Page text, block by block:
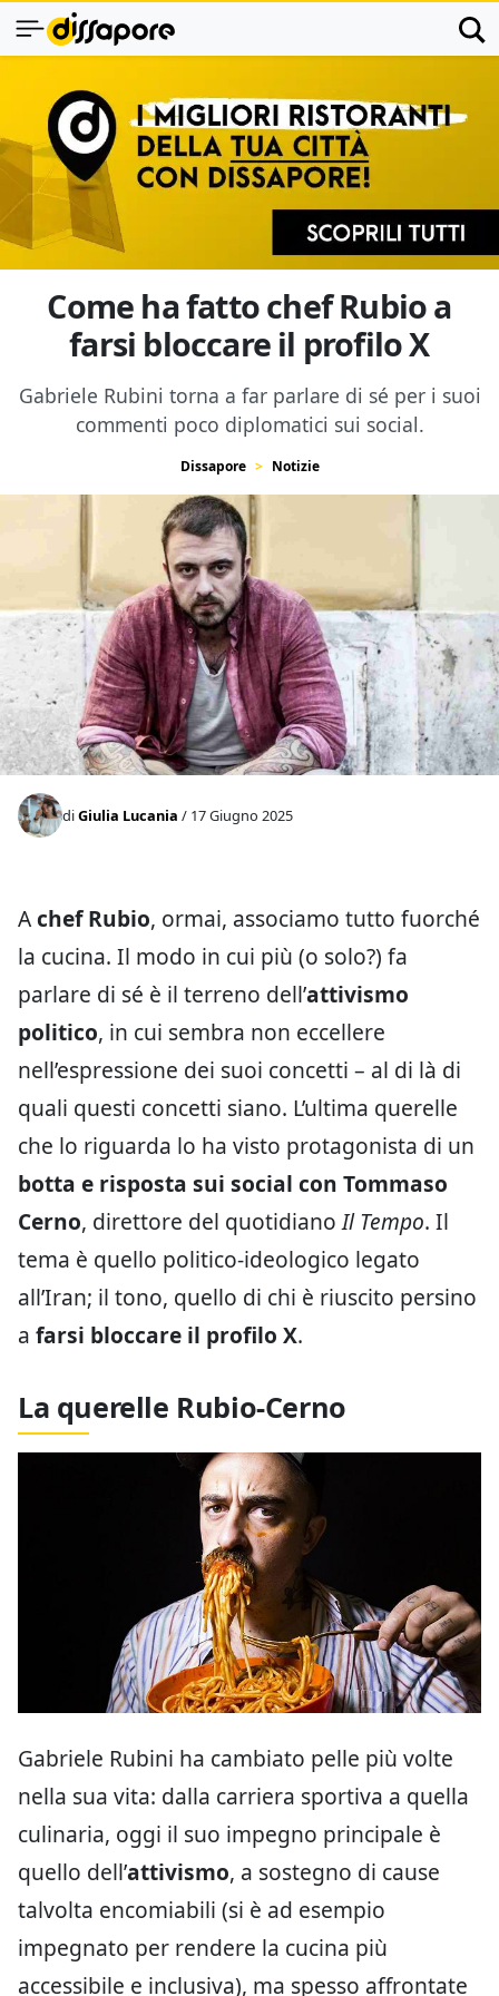
Come ha fatto chef Rubio a
farsi bloccare il profilo X
Gabriele Rubini torna a far parlare di sé per i suoi
commenti poco diplomatici sui social.
Dissapore Notizie
diGiulia Lucania / 17 Giugno 2025
Achef Rubio, ormai, associamo tutto fuorché
la cucina. Il modo in cui più (o solo?) fa
parlare di sé è il terreno dell’attivismo
politico, in cui sembra non eccellere
nell’espressione dei suoi concetti – al di là di
quali questi concetti siano. L’ultima querelle
che lo riguarda lo ha visto protagonista di un
botta e risposta sui social con Tommaso
Cerno, direttore del quotidianoIl Tempo. Il
tema è quello politico-ideologico legato
all’Iran; il tono, quello di chi è riuscito persino
a farsi bloccare il profilo X.
La querelle Rubio-Cerno
Gabriele Rubini ha cambiato pelle più volte
nella sua vita: dalla carriera sportiva a quella
culinaria, oggi il suo impegno principale è
quello dell’attivismo, a sostegno di cause
talvolta encomiabili (si è ad esempio
impegnato per rendere la cucina più
accessibile e inclusiva), ma spesso affrontate